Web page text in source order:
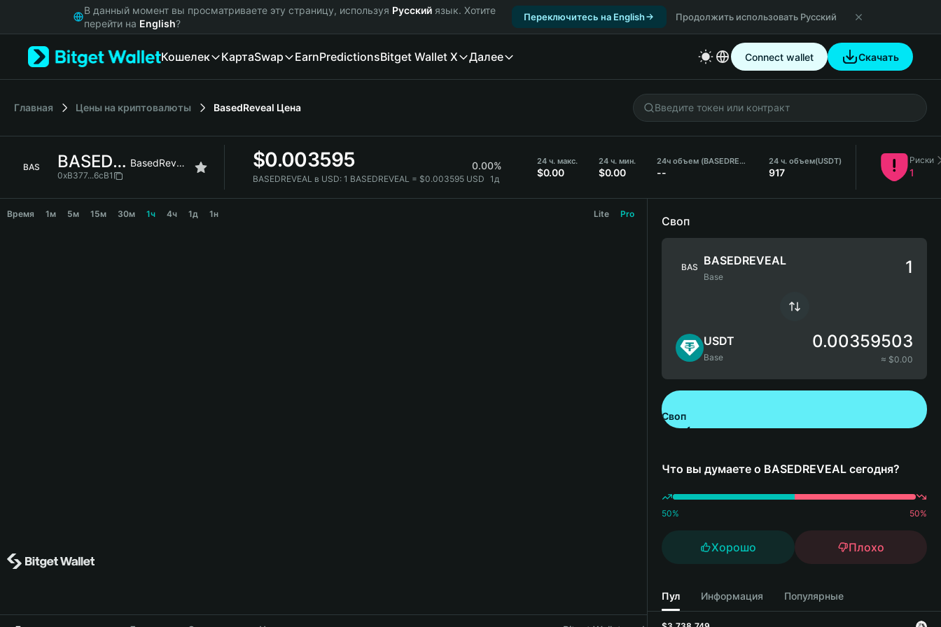
Русский
Italiano
Bahasa Indonesia
В данный момент вы просматриваете эту страницу, используя Русский язык. Хотите
перейти на English?
Переключитесь на English Продолжить использовать Русский
Кошелек КартаSwap EarnPredictionsBitget Wallet X Далее Connect wallet Скачать
Главная Цены на криптовалюты BasedReveal Цена
BAS BASEDREVEAL BasedReveal
0xB377...6cB1
$0.003595 0.00%
BASEDREVEAL в USD: 1 BASEDREVEAL = $0.003595 USD 1д
24 ч. макс.
$0.00
24 ч. мин.
$0.00
24ч объем (BASEDREVEAL)
--
24 ч. объем(USDT)
917
Риски
1
Время 1м 5м 15м 30м 1ч 4ч 1д 1н Lite Pro
Своп
BAS BASEDREVEAL
Base
USDT
Base
0.00359503
≈ $0.00
Своп
Что вы думаете о BASEDREVEAL сегодня?
50% 50%
Хорошо Плохо
Пул Информация Популярные